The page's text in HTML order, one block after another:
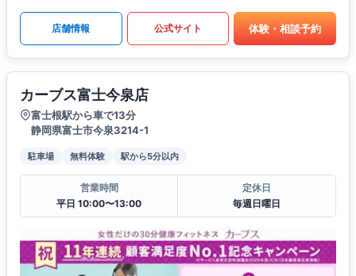
店舗情報 公式サイト 体験・相談予約
カーブス富士今泉店
富士根駅から車で13分
静岡県富士市今泉3214-1
駐車場 無料体験 駅から5分以内
営業時間
平日 10:00〜13:00
定休日
毎週日曜日